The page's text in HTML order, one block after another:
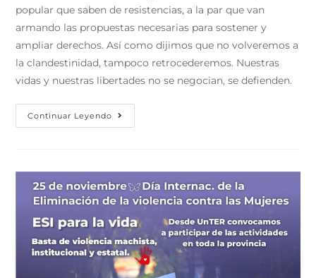
popular que saben de resistencias, a la par que van
armando las propuestas necesarias para sostener y
ampliar derechos. Así como dijimos que no volveremos a
la clandestinidad, tampoco retrocederemos. Nuestras
vidas y nuestras libertades no se negocian, se defienden.
Continuar Leyendo